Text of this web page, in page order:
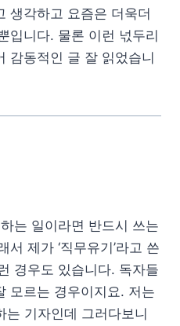
생각하고 요즘은 더욱더
입니다. 물론 이런 넋두리
감동적인 글 잘 읽었습니
는 일이라면 반드시 쓰는
제가 ‘직무유기’라고 쓴
경우도 있습니다. 독자들
모르는 경우이지요. 저는
는 기자인데 그러다보니